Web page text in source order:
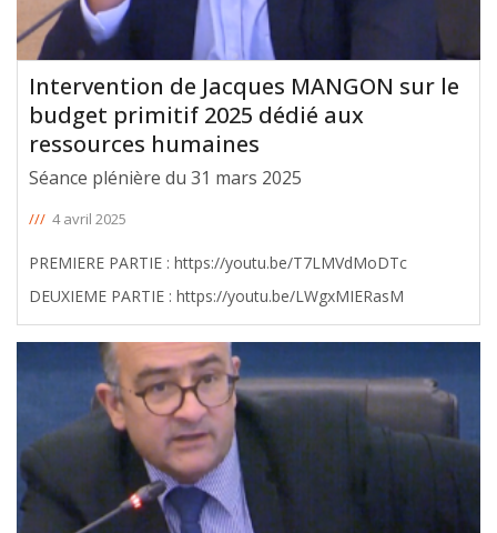
Intervention de Jacques MANGON sur le
budget primitif 2025 dédié aux
ressources humaines
Séance plénière du 31 mars 2025
/// 4 avril 2025
PREMIERE PARTIE : https://youtu.be/T7LMVdMoDTc
DEUXIEME PARTIE : https://youtu.be/LWgxMIERasM